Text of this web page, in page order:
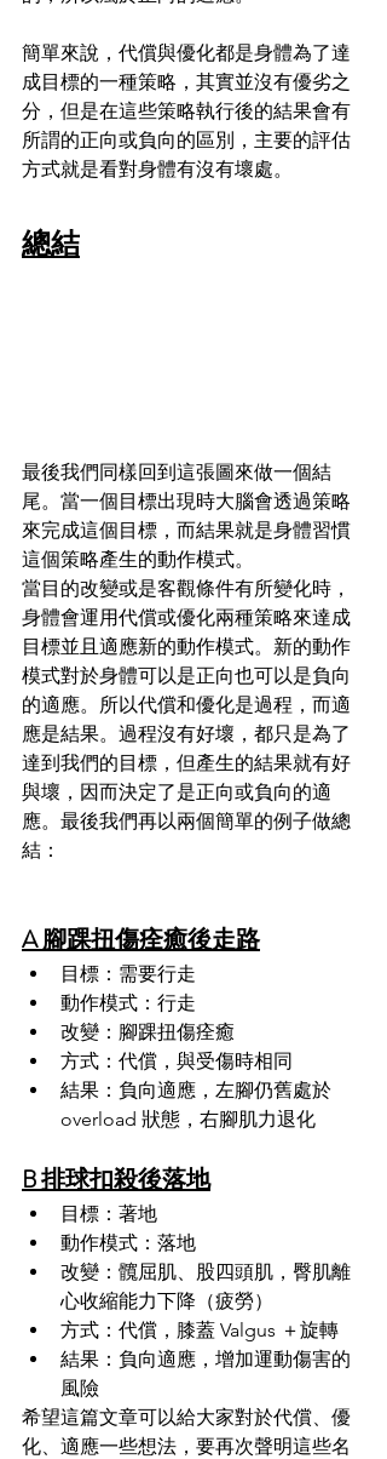
簡單來說，代償與優化都是身體為了達
成目標的一種策略，其實並沒有優劣之
分，但是在這些策略執行後的結果會有
所謂的正向或負向的區別，主要的評估
方式就是看對身體有沒有壞處。
總結
最後我們同樣回到這張圖來做一個結
尾。當一個目標出現時大腦會透過策略
來完成這個目標，而結果就是身體習慣
這個策略產生的動作模式。
當目的改變或是客觀條件有所變化時，
身體會運用代償或優化兩種策略來達成
目標並且適應新的動作模式。新的動作
模式對於身體可以是正向也可以是負向
的適應。所以代償和優化是過程，而適
應是結果。過程沒有好壞，都只是為了
達到我們的目標，但產生的結果就有好
與壞，因而決定了是正向或負向的適
應。最後我們再以兩個簡單的例子做總
結：
A 腳踝扭傷痊癒後走路
目標：需要行走
動作模式：行走
改變：腳踝扭傷痊癒
方式：代償，與受傷時相同
結果：負向適應，左腳仍舊處於
overload 狀態，右腳肌力退化
B 排球扣殺後落地
目標：著地
動作模式：落地
改變：髖屈肌、股四頭肌，臀肌離
心收縮能力下降（疲勞）
方式：代償，膝蓋 Valgus ＋旋轉
結果：負向適應，增加運動傷害的
風險
希望這篇文章可以給大家對於代償、優
化、適應一些想法，要再次聲明這些名